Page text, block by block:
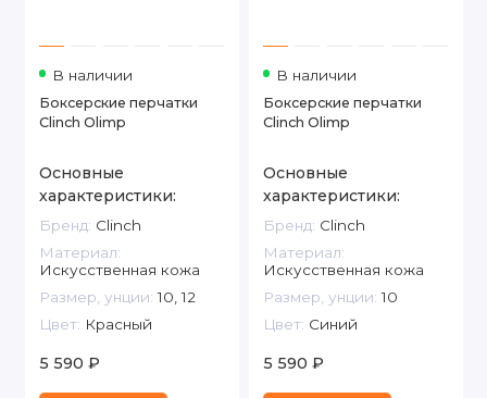
В наличии
Боксерские перчатки
Clinch Olimp
Основные
характеристики:
Бренд: Clinch
Материал:
Искусственная кожа
Размер, унции: 10, 12
Цвет: Красный
5 590 ₽
В наличии
Боксерские перчатки
Clinch Olimp
Основные
характеристики:
Бренд: Clinch
Материал:
Искусственная кожа
Размер, унции: 10
Цвет: Синий
5 590 ₽